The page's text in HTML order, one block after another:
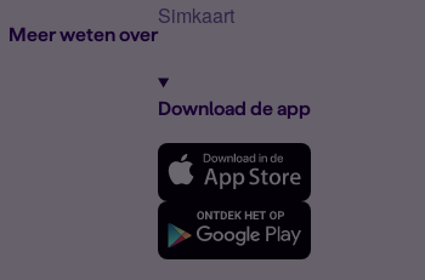
Meer weten over
Simkaart
Download de app